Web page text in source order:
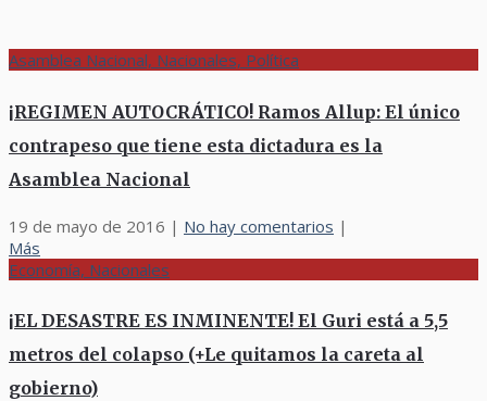
Asamblea Nacional, Nacionales, Política
¡REGIMEN AUTOCRÁTICO! Ramos Allup: El único
contrapeso que tiene esta dictadura es la
Asamblea Nacional
19 de mayo de 2016 | No hay comentarios |
Más
Economía, Nacionales
¡EL DESASTRE ES INMINENTE! El Guri está a 5,5
metros del colapso (+Le quitamos la careta al
gobierno)